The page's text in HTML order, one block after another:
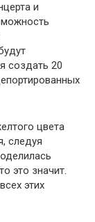
и
создать 20
цвета
следуя
это значит.
этих